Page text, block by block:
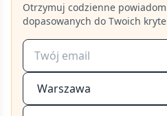
Otrzymuj codzienne
dopasowanych do Twoich
Warszawa